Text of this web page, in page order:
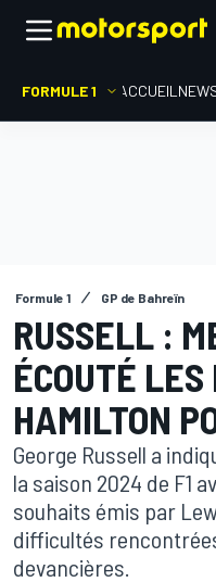
FORMULE 1 ACCUEIL
Formule 1 GP de Bahreïn
RUSSELL :
ÉCOUTÉ
HAMILTON
George Russell a
la saison 2024 de F1
souhaits émis par
difficultés
devancières.